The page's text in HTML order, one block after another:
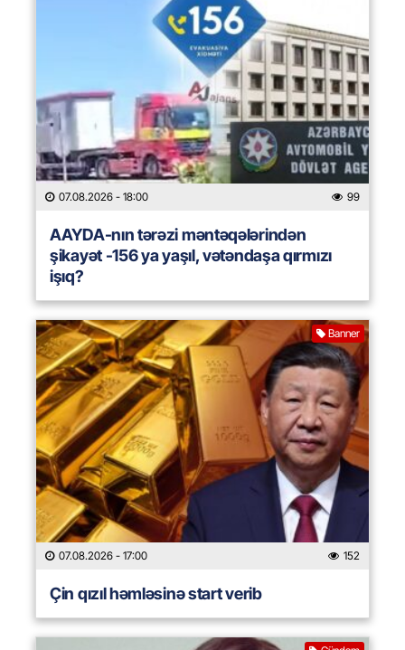
07.08.2026 - 18:00 99
AAYDA-nın tərəzi məntəqələrindən
şikayət -156 ya yaşıl, vətəndaşa qırmızı
işıq?
Banner
07.08.2026 - 17:00 152
Çin qızıl həmləsinə start verib